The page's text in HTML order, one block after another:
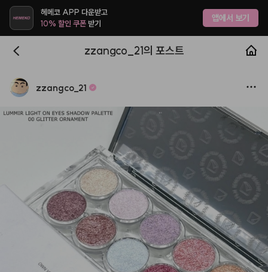
헤메코 APP 다운받고
10% 할인 쿠폰받기 앱에서 보기
zzangco_21의 포스트
zzangco 21